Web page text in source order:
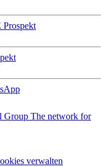
Prospekt
App
Group The network for
verwalten